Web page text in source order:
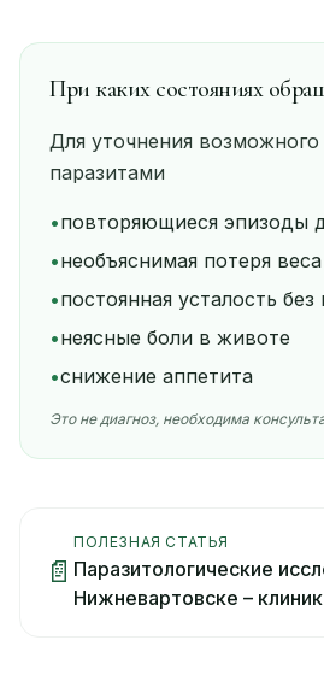
При каких состояниях
Для уточнения возможного
паразитами
•повторяющиеся эпизоды
•необъяснимая потеря веса
•постоянная усталость
•неясные боли в животе
•снижение аппетита
Это не диагноз, необходима
📄
ПОЛЕЗНАЯ СТАТЬЯ
Паразитологические
Нижневартовске –